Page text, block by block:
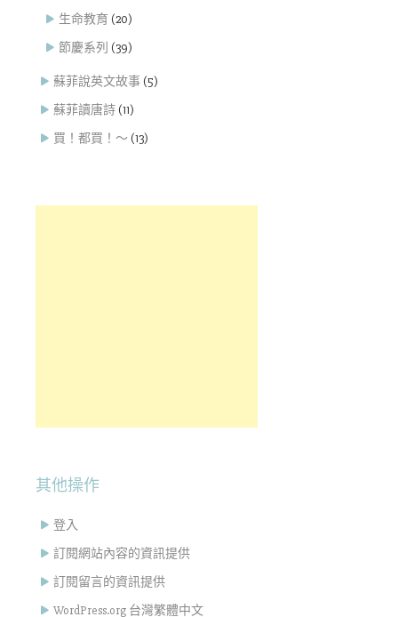
生命教育 (20)
節慶系列 (39)
蘇菲說英文故事 (5)
蘇菲讀唐詩 (11)
買！都買！～ (13)
其他操作
登入
訂閱網站內容的資訊提供
訂閱留言的資訊提供
WordPress.org 台灣繁體中文